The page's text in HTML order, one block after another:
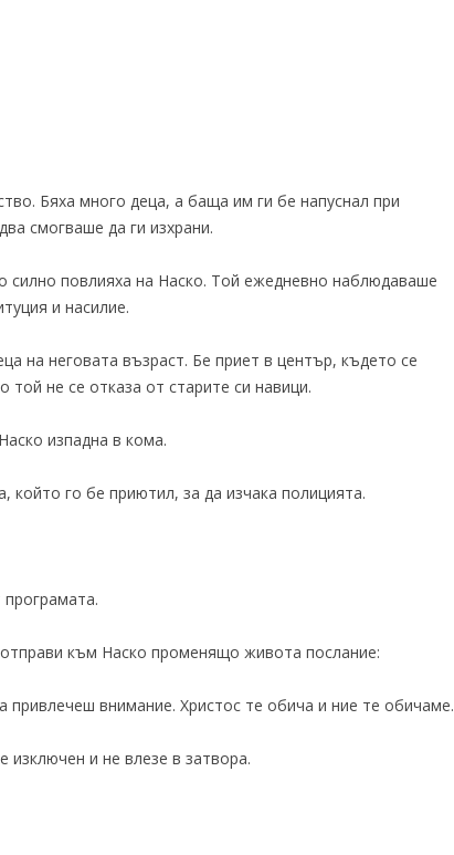
Бяха много деца, а баща им ги бе напуснал при
смогваше да ги изхрани.
силно повлияха на Наско. Той ежедневно наблюдаваше
и насилие.
на неговата възраст. Бе приет в център, където се
той не се отказа от старите си навици.
изпадна в кома.
който го бе приютил, за да изчака полицията.
към Наско променящо живота послание:
привлечеш внимание. Христос те обича и ние те обичаме.
изключен и не влезе в затвора.